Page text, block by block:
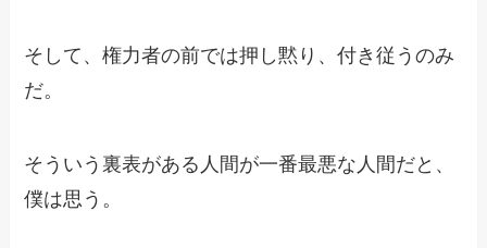
そして、権力者の前では押し黙り、付き従うのみ
だ。
そういう裏表がある人間が一番最悪な人間だと、
僕は思う。